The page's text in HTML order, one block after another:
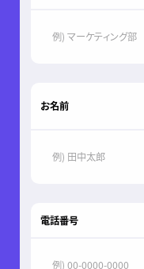
お名前
電話番号